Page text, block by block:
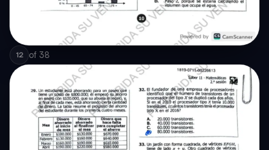
12 of 38